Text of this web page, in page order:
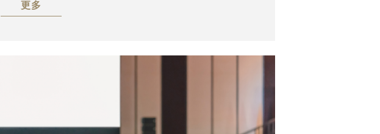
師、國際註冊審計師的張國禮先生。 張國禮會計師從事
實務操作的細節與步驟。
更多